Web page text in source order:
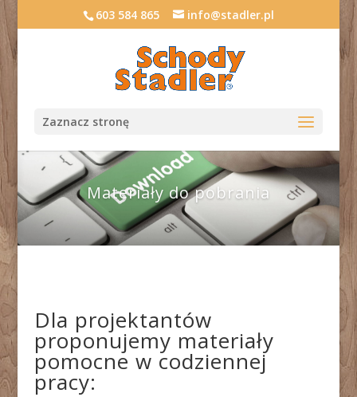
603 584 865 info@stadler.pl
Zaznacz stronę
Materiały do pobrania
Dla projektantów
proponujemy materiały
pomocne w codziennej
pracy: